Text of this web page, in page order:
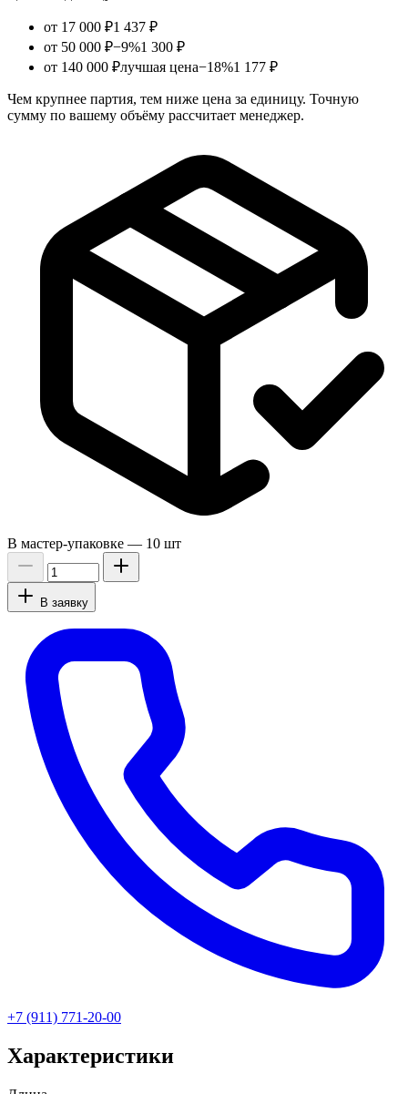
от 17 000 ₽1 437 ₽
от 50 000 ₽−9%1 300 ₽
от 140 000 ₽лучшая цена−18%1 177 ₽
Чем крупнее партия, тем ниже цена за единицу. Точную
сумму по вашему объёму рассчитает менеджер.
В мастер-упаковке — 10 шт
В заявку
+7 (911) 771-20-00
Характеристики